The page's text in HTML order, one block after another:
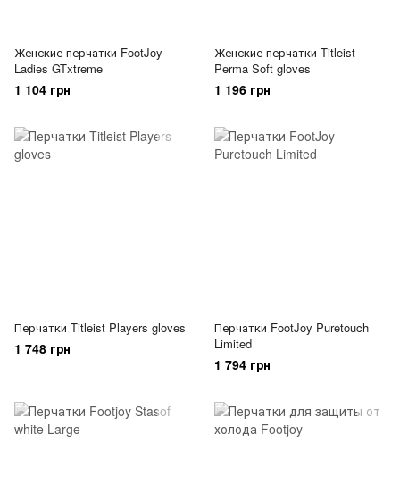
Женские перчатки FootJoy
Ladies GTxtreme
1 104 грн
Женские перчатки Titleist
Perma Soft gloves
1 196 грн
Перчатки Titleist Players gloves
1 748 грн
Перчатки FootJoy Puretouch
Limited
1 794 грн